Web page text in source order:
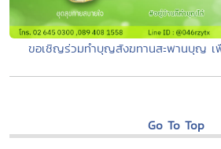
ขอเชิญร่วมทำบุญสังฆทานสะพานบุญ เ
Go To Top